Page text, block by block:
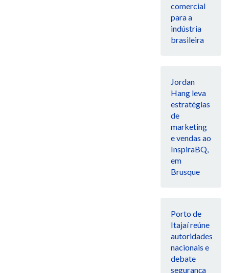
comercial
para a
indústria
brasileira
Jordan
Hang leva
estratégias
de
marketing
e vendas ao
InspiraBQ,
em
Brusque
Porto de
Itajaí reúne
autoridades
nacionais e
debate
segurança